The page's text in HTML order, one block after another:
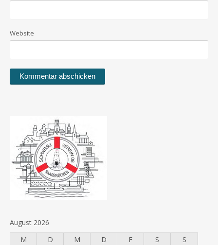
Website
August 2026
M
D M D F S
S